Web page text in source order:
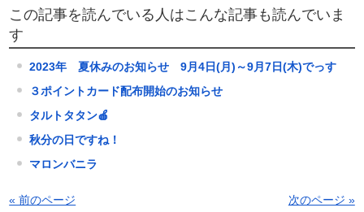
この記事を読んでいる人はこんな記事も読んでいま
す
2023年 夏休みのお知らせ 9月4日(月)～9月7日(木)でっす
３ポイントカード配布開始のお知らせ
タルトタタン🍎
秋分の日ですね！
マロンバニラ
« 前のページ 次のページ »